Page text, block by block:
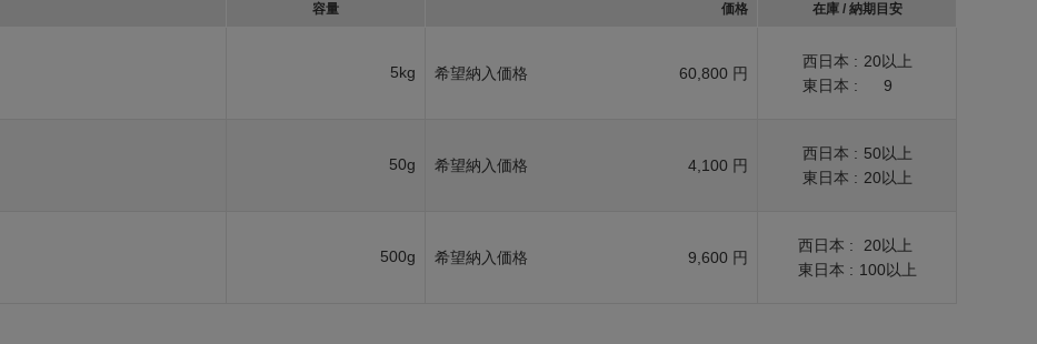
容量 価格 在庫 / 納期目安
5kg 希望納入価格 60,800 円
西日本 : 20以上
東日本 :
9
50g 希望納入価格 4,100 円
西日本 : 50以上
東日本 : 20以上
500g 希望納入価格 9,600 円
西日本 :
20以上
東日本 : 100以上